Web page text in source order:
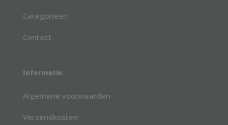
Categorieën
Contact
Informatie.
Algemene voorwaarden
Verzendkosten